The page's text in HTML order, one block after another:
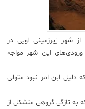
شهر زیرزمینی اویی در
ورودی‌های این شهر مواجه
دلیل این امر نبود متولی
به تازگی گروهی متشکل از